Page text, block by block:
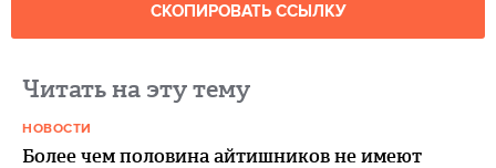
СКОПИРОВАТЬ ССЫЛКУ
Читать на эту тему
НОВОСТИ
Более чем половина айтишников не имеют